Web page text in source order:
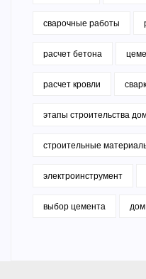
сварочные работы
расчет бетона
расчет кровли
этапы строительства
строительные
электроинструмент
выбор цемента дом